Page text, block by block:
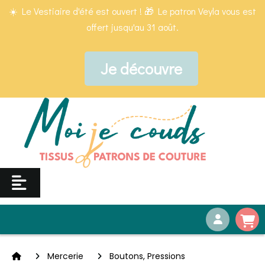
☀️ Le Vestiaire d'été est ouvert ! 🎁 Le patron Veyla vous est
offert jusqu'au 31 août.
Je découvre
Mercerie Boutons, Pressions